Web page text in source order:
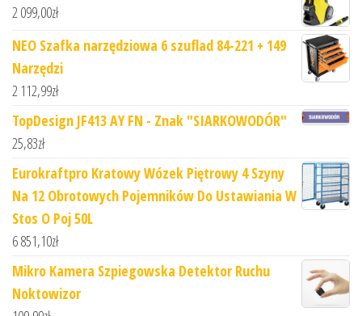
2 099,00zł
NEO Szafka narzędziowa 6 szuflad 84-221 + 149
Narzędzi
2 112,99zł
TopDesign JF413 AY FN - Znak "SIARKOWODÓR"
25,83zł
Eurokraftpro Kratowy Wózek Piętrowy 4 Szyny
Na 12 Obrotowych Pojemników Do Ustawiania W
Stos O Poj 50L
6 851,10zł
Mikro Kamera Szpiegowska Detektor Ruchu
Noktowizor